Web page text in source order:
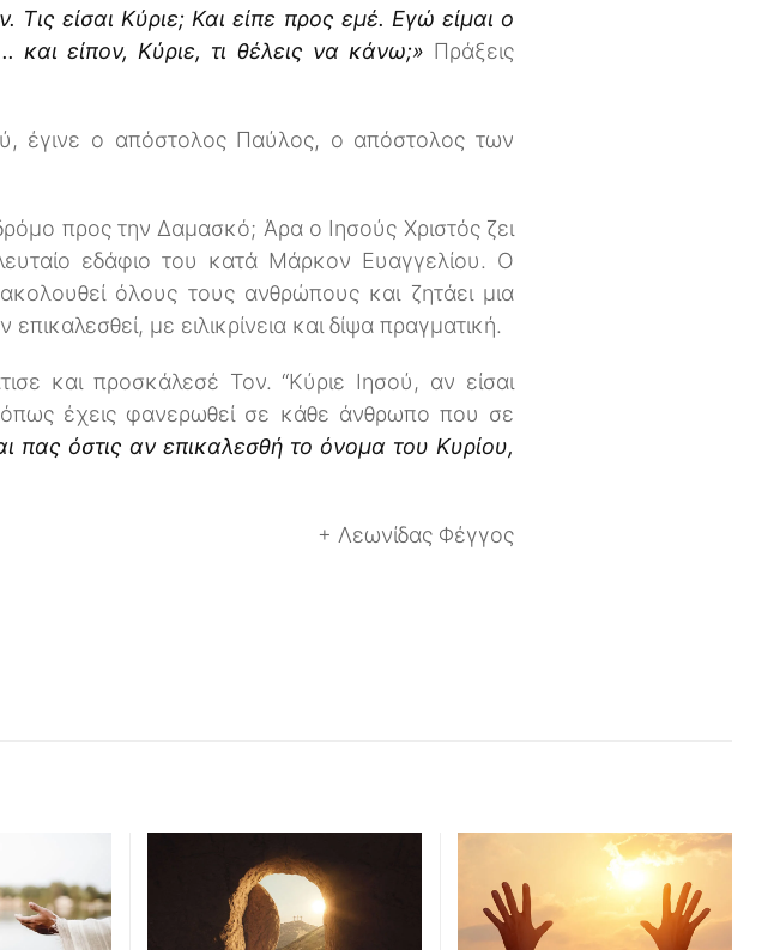
είσαι Κύριε; Και είπε προς εμέ. Εγώ είμαι ο
και είπον, Κύριε, τι θέλεις να κάνω;» Πράξεις
έγινε ο απόστολος Παύλος, ο απόστολος των
προς την Δαμασκό; Άρα ο Ιησούς Χριστός ζει
εδάφιο του κατά Μάρκον Ευαγγελίου. Ο
όλους τους ανθρώπους και ζητάει μια
με ειλικρίνεια και δίψα πραγματική.
και προσκάλεσέ Τον. “Κύριε Ιησού, αν είσαι
έχεις φανερωθεί σε κάθε άνθρωπο που σε
πας όστις αν επικαλεσθή το όνομα του Κυρίου,
+ Λεωνίδας Φέγγος